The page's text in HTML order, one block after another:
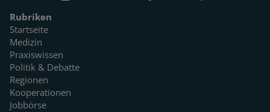
Rubriken
Startseite
Medizin
Praxiswissen
Politik & Debatte
Regionen
Kooperationen
Jobbörse